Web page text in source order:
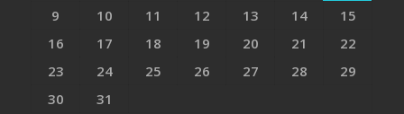
9
10 11 12 13 14
15
16
17 18 19 20 21
22
23
24 25 26 27 28
29
30
31